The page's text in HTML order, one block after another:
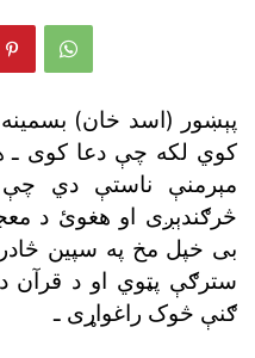
پېښور (اسد خان)
کوي لکه چې دعا کوى
مېرمنې ناستې دي چې
څرګندېږى او هغوئ د
بى خپل مخ په سپين
سترګې پټوي او د قرآن
ګنې څوک راغواړى ـ